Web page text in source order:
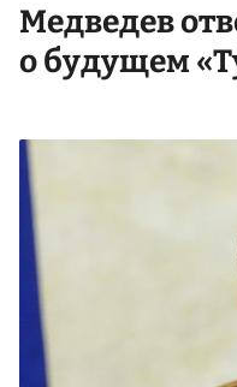
Медведев
о будущем